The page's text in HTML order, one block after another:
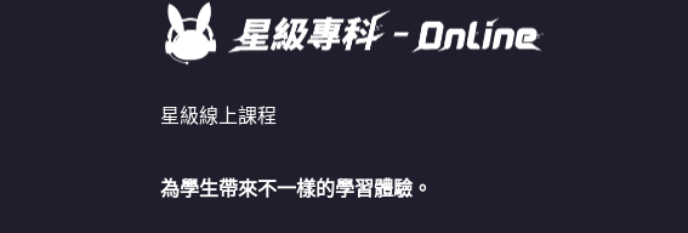
星級線上課程
為學生帶來不一樣的學習體驗。